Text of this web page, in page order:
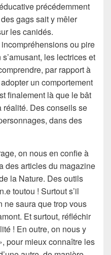
précédemment
gags sait y mêler
les canidés.
ou pire
les lectrices et
par rapport à
un comportement
finalement là que le bât
réalité. Des conseils se
dans des
on nous en confie à
des articles du magazine
la Nature. Des outils
toutou ! Surtout s’il
ne saura que trop vous
Et surtout, réfléchir
! En outre, on nous y
pour mieux connaître les